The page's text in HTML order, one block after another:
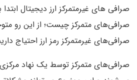
صرافی های غیرمتمرکز ارز دیجیتال
صرافی‌های متمرکز چیست؛ از این رو
صرافی‌های غیرمتمرکز رمز ارز احتیاج
صرافی‌های متمرکز توسط یک نهاد